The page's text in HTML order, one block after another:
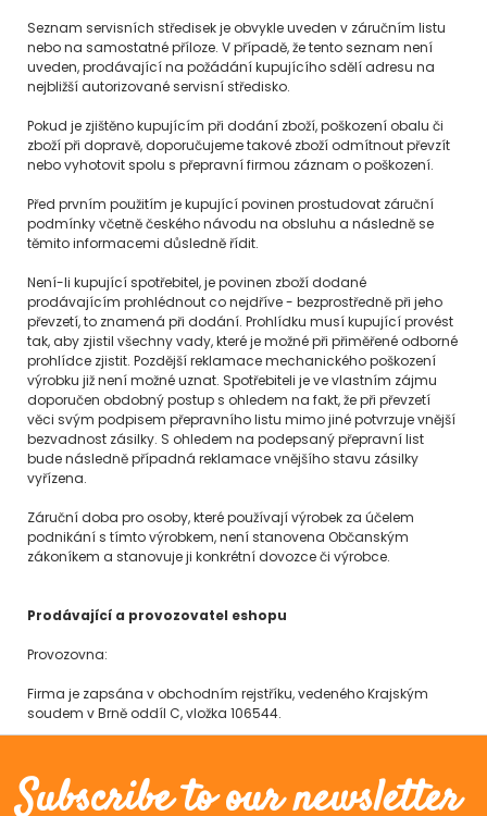
Seznam servisních středisek je obvykle uveden v záručním listu
nebo na samostatné příloze. V případě, že tento seznam není
uveden, prodávající na požádání kupujícího sdělí adresu na
nejbližší autorizované servisní středisko.
Pokud je zjištěno kupujícím při dodání zboží, poškození obalu či
zboží při dopravě, doporučujeme takové zboží odmítnout převzít
nebo vyhotovit spolu s přepravní firmou záznam o poškození.
Před prvním použitím je kupující povinen prostudovat záruční
podmínky včetně českého návodu na obsluhu a následně se
těmito informacemi důsledně řídit.
Není-li kupující spotřebitel, je povinen zboží dodané
prodávajícím prohlédnout co nejdříve - bezprostředně při jeho
převzetí, to znamená při dodání. Prohlídku musí kupující provést
tak, aby zjistil všechny vady, které je možné při přiměřené odborné
prohlídce zjistit. Pozdější reklamace mechanického poškození
výrobku již není možné uznat. Spotřebiteli je ve vlastním zájmu
doporučen obdobný postup s ohledem na fakt, že při převzetí
věci svým podpisem přepravního listu mimo jiné potvrzuje vnější
bezvadnost zásilky. S ohledem na podepsaný přepravní list
bude následně případná reklamace vnějšího stavu zásilky
vyřízena.
Záruční doba pro osoby, které používají výrobek za účelem
podnikání s tímto výrobkem, není stanovena Občanským
zákoníkem a stanovuje ji konkrétní dovozce či výrobce.
Prodávající a provozovatel eshopu
Provozovna:
Firma je zapsána v obchodním rejstříku, vedeného Krajským
soudem v Brně oddíl C, vložka 106544.
Subscribe to our newsletter